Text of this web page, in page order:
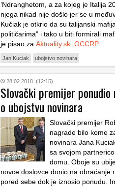
‘Ndranghetom, a za kojeg je Italija
njega nikad nije došlo jer se u
Kučiak je otkrio da su talijanski
političarima” i tako u biti formirali
je pisao za Aktuality.sk OCCRP
Jan Kuciak ubojstvo novinara
28.02.2018. (12:15)
Slovački premijer
o ubojstvu novinara
Slovački premijer
nagrade bilo kome
novinara Jana
sa svojom
domu. Oboje su
novce doslovce donio na obraćanje
pored sebe dok je iznosio ponudu.